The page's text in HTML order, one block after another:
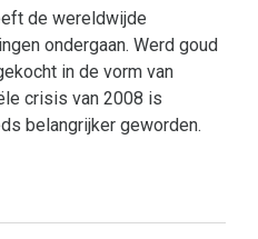
de wereldwijde
ondergaan. Werd goud
in de vorm van
crisis van 2008 is
belangrijker geworden.